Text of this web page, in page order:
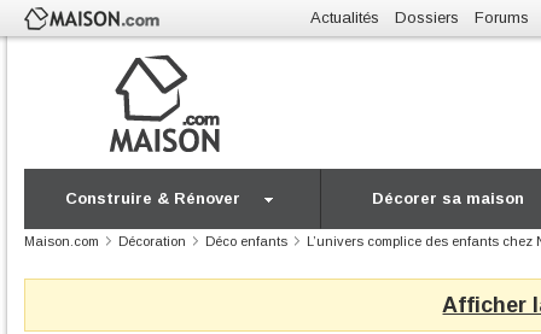
Actualités Dossiers Forums
Construire & Rénover Décorer sa maison
Maison.com Décoration Déco enfants L’univers complice des enfants chez
Afficher